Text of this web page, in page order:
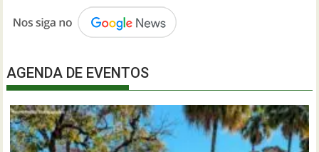
AGENDA DE EVENTOS